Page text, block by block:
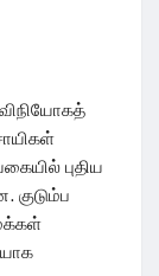
புதிய
குடும்ப